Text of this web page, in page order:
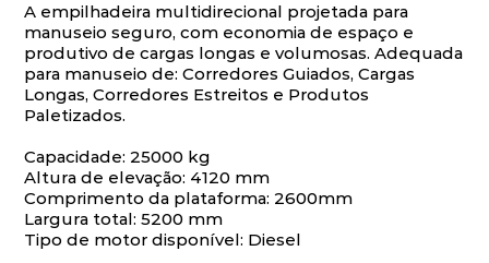
A empilhadeira multidirecional projetada para
manuseio seguro, com economia de espaço e
produtivo de cargas longas e volumosas. Adequada
para manuseio de: Corredores Guiados, Cargas
Longas, Corredores Estreitos e Produtos
Paletizados.
Capacidade: 25000 kg
Altura de elevação: 4120 mm
Comprimento da plataforma: 2600mm
Largura total: 5200 mm
Tipo de motor disponível: Diesel